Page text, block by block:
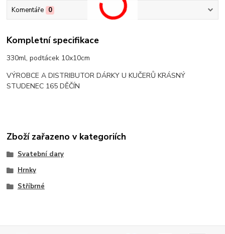
Komentáře 0
Kompletní specifikace
330ml, podtácek 10x10cm
VÝROBCE A DISTRIBUTOR DÁRKY U KUČERŮ KRÁSNÝ
STUDENEC 165 DĚČÍN
Zboží zařazeno v kategoriích
Svatební dary
Hrnky
Stříbrné